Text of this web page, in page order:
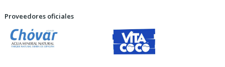
Proveedores oficiales